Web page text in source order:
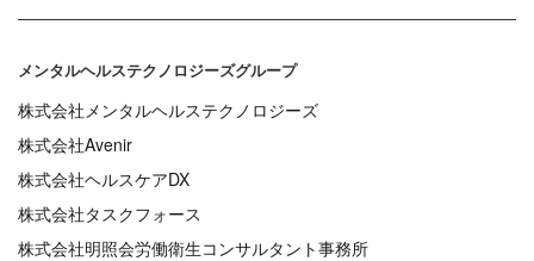
メンタルヘルステクノロジーズグループ
株式会社メンタルヘルステクノロジーズ
株式会社Avenir
株式会社ヘルスケアDX
株式会社タスクフォース
株式会社明照会労働衛生コンサルタント事務所